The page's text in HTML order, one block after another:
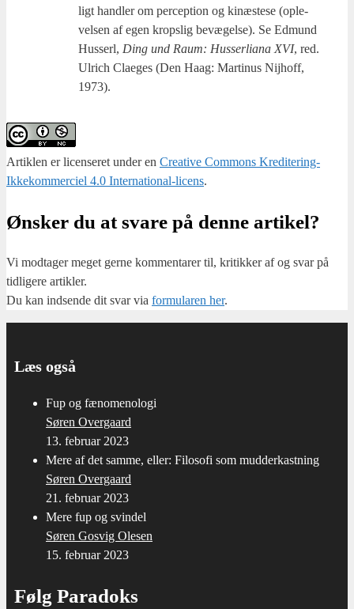
ligt hand­ler om per­cep­tion og kinæ­ste­se (ople­
vel­sen af egen krops­lig bevæ­gel­se). Se Edmund
Hus­serl, Ding und Raum: Hus­ser­li­a­na XVI, red.
Ulrich Cla­e­ges (Den Haag: Mar­ti­nus Nijhoff,
1973).
Artiklen er licenseret under en Creative Commons Kreditering-
Ikkekommerciel 4.0 International-licens.
Ønsker du at svare på denne artikel?
Vi mod­ta­ger meget ger­ne kom­men­ta­rer til, kri­tik­ker af og svar på
tid­li­ge­re artik­ler.
Du kan ind­sen­de dit svar via for­mu­la­ren her.
Læs også
Fup og fænomenologi
Søren Overgaard
13. februar 2023
Mere af det samme, eller: Filosofi som mudderkastning
Søren Overgaard
21. februar 2023
Mere fup og svindel
Søren Gosvig Olesen
15. februar 2023
Følg Paradoks